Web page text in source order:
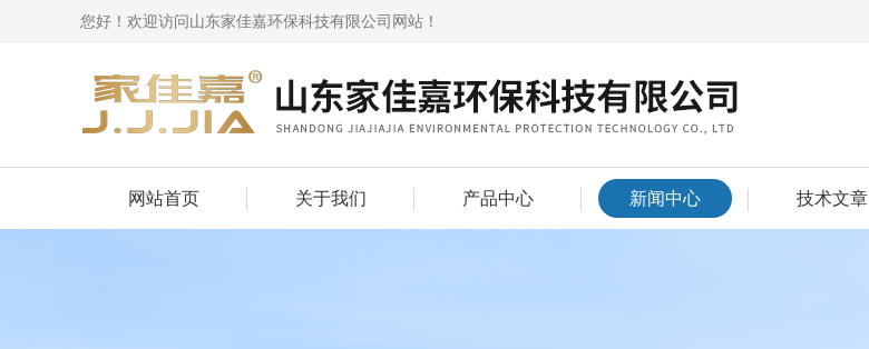
您好！欢迎访问山东家佳嘉环保科技有限公司网站！
网站首页 关于我们 产品中心 新闻中心 技术文章